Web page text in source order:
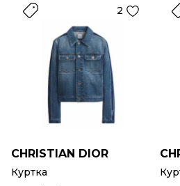
2
CHRISTIAN DIOR
Куртка